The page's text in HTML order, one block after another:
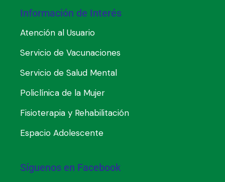
Información de Interés
Atención al Usuario
Servicio de Vacunaciones
Servicio de Salud Mental
Policlínica de la Mujer
Fisioterapia y Rehabilitación
Espacio Adolescente
Síguenos en Facebook